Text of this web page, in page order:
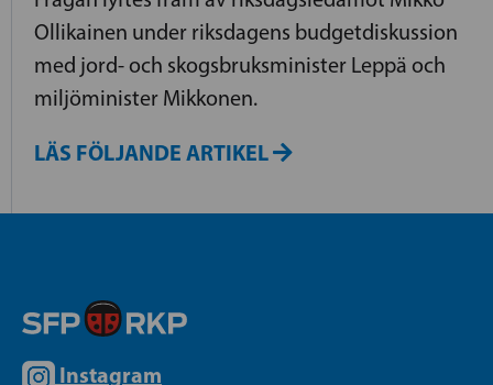
Ollikainen under riksdagens budgetdiskussion
med jord- och skogsbruksminister Leppä och
miljöminister Mikkonen.
LÄS FÖLJANDE ARTIKEL
Instagram